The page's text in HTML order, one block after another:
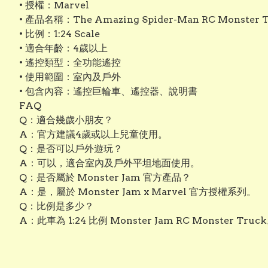
• 授權：Marvel
• 產品名稱：The Amazing Spider-Man RC Monster
• 比例：1:24 Scale
• 適合年齡：4歲以上
• 遙控類型：全功能遙控
• 使用範圍：室內及戶外
• 包含內容：遙控巨輪車、遙控器、說明書
FAQ
Q：適合幾歲小朋友？
A：官方建議4歲或以上兒童使用。
Q：是否可以戶外遊玩？
A：可以，適合室內及戶外平坦地面使用。
Q：是否屬於 Monster Jam 官方產品？
A：是，屬於 Monster Jam x Marvel 官方授權系列。
Q：比例是多少？
A：此車為 1:24 比例 Monster Jam RC Monster Truck